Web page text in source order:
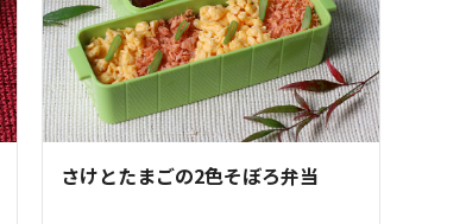
さけとたまごの2色そぼろ弁当